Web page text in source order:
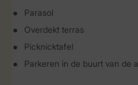
Parasol
Overdekt terras
Picknicktafel
Parkeren in de buurt van de